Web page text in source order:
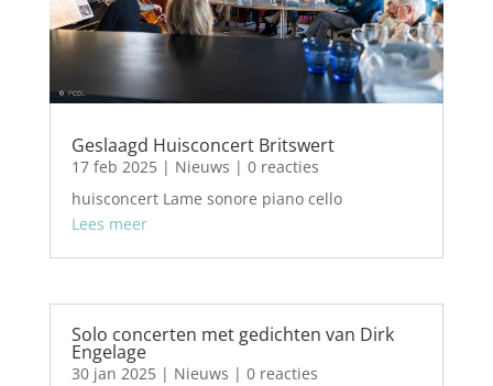
Geslaagd Huisconcert Britswert
17 feb 2025| Nieuws | 0 reacties
huisconcert Lame sonore piano cello
Lees meer
Solo concerten met gedichten van Dirk
Engelage
30 jan 2025| Nieuws | 0 reacties